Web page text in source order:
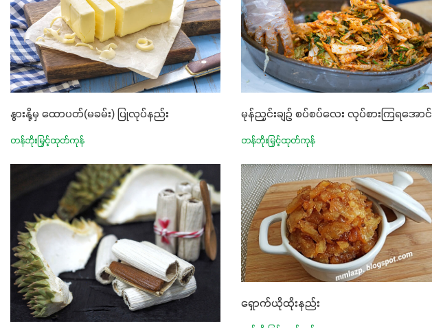
နွားနို့မှ ထောပတ်(မခမ်း) ပြုလုပ်နည်း
တန်ဘိုးမြှင့်ထုတ်ကုန်
မုန်ညှင်းချဉ် စပ်စပ်လေး လုပ်စားကြရအောင်
တန်ဘိုးမြှင့်ထုတ်ကုန်
ရှောက်ယိုထိုးနည်း